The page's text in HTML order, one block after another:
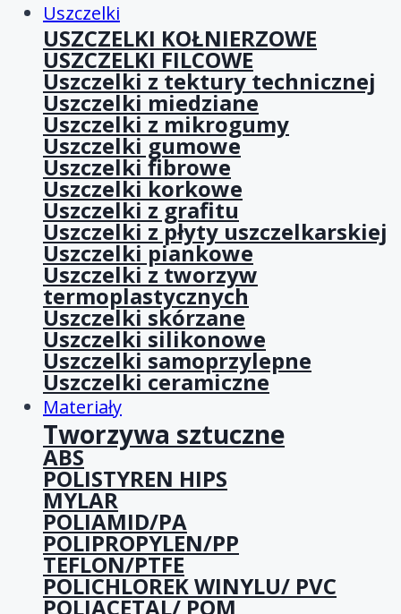
Uszczelki
USZCZELKI KOŁNIERZOWE
USZCZELKI FILCOWE
Uszczelki z tektury technicznej
Uszczelki miedziane
Uszczelki z mikrogumy
Uszczelki gumowe
Uszczelki fibrowe
Uszczelki korkowe
Uszczelki z grafitu
Uszczelki z płyty uszczelkarskiej
Uszczelki piankowe
Uszczelki z tworzyw
termoplastycznych
Uszczelki skórzane
Uszczelki silikonowe
Uszczelki samoprzylepne
Uszczelki ceramiczne
Materiały
Tworzywa sztuczne
ABS
POLISTYREN HIPS
MYLAR
POLIAMID/PA
POLIPROPYLEN/PP
TEFLON/PTFE
POLICHLOREK WINYLU/ PVC
POLIACETAL/ POM